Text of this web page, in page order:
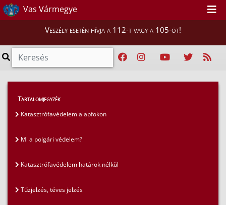
Vas Vármegye
Veszély esetén hívja a 112-t vagy a 105-öt!
GYIK > Gyakran ismételt kérdések
Tűzjelzés, téves jelzés
Tartalomjegyzék
Katasztrófavédelem alapfokon
Mi a polgári védelem?
Katasztrófavédelem határok nélkül
Tűzjelzés, téves jelzés